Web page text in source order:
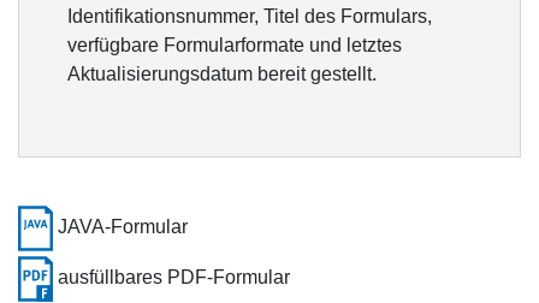
Identifikationsnummer, Titel des Formulars,
verfügbare Formularformate und letztes
Aktualisierungsdatum bereit gestellt.
JAVA-Formular
ausfüllbares PDF-Formular